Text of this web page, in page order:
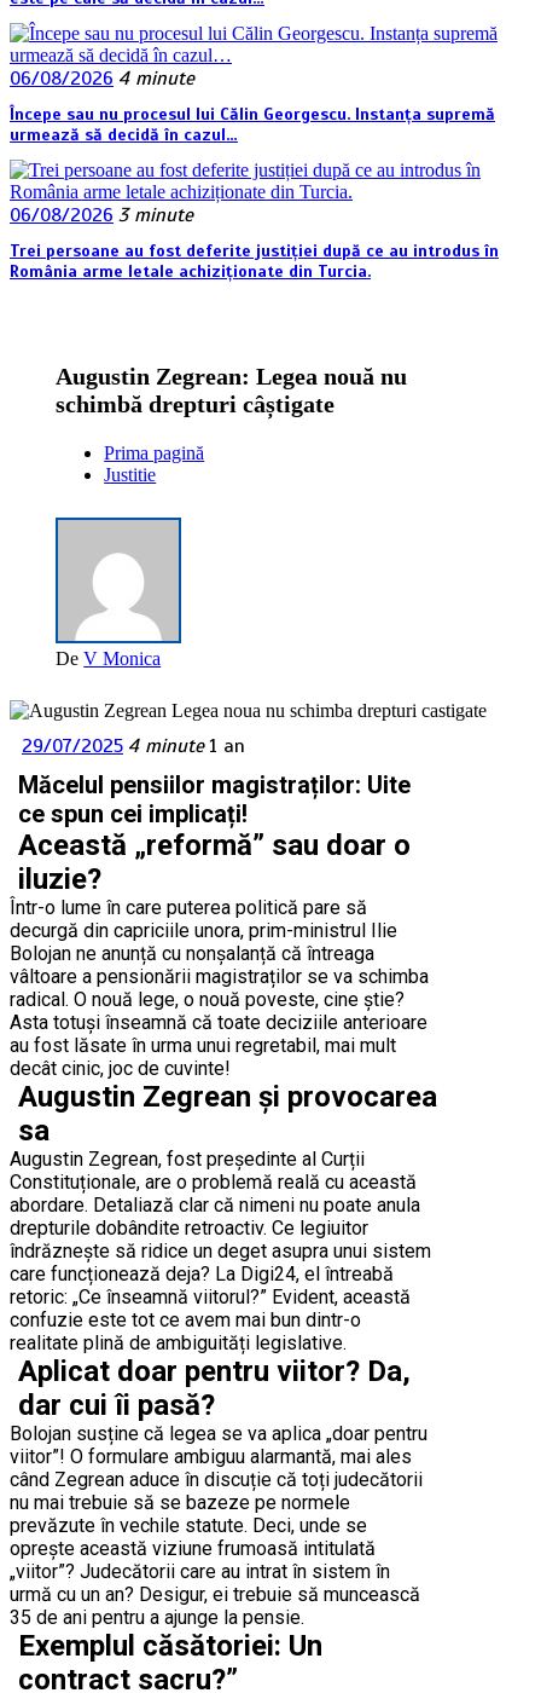
06/08/2026 4 minute
Începe sau nu procesul lui Călin Georgescu. Instanța supremă
urmează să decidă în cazul…
06/08/2026 3 minute
Trei persoane au fost deferite justiției după ce au introdus în
România arme letale achiziționate din Turcia.
Augustin Zegrean: Legea nouă nu
schimbă drepturi câștigate
Prima pagină
Justitie
DeV Monica
29/07/2025 4 minute 1 an
Măcelul pensiilor magistraților: Uite
ce spun cei implicați!
Această „reformă” sau doar o
iluzie?
Într-o lume în care puterea politică pare să
decurgă din capriciile unora, prim-ministrul Ilie
Bolojan ne anunță cu nonșalanță că întreaga
vâltoare a pensionării magistraților se va schimba
radical. O nouă lege, o nouă poveste, cine știe?
Asta totuși înseamnă că toate deciziile anterioare
au fost lăsate în urma unui regretabil, mai mult
decât cinic, joc de cuvinte!
Augustin Zegrean și provocarea
sa
Augustin Zegrean, fost președinte al Curții
Constituționale, are o problemă reală cu această
abordare. Detaliază clar că nimeni nu poate anula
drepturile dobândite retroactiv. Ce legiuitor
îndrăznește să ridice un deget asupra unui sistem
care funcționează deja? La Digi24, el întreabă
retoric: „Ce înseamnă viitorul?” Evident, această
confuzie este tot ce avem mai bun dintr-o
realitate plină de ambiguități legislative.
Aplicat doar pentru viitor? Da,
dar cui îi pasă?
Bolojan susține că legea se va aplica „doar pentru
viitor”! O formulare ambiguu alarmantă, mai ales
când Zegrean aduce în discuție că toți judecătorii
nu mai trebuie să se bazeze pe normele
prevăzute în vechile statute. Deci, unde se
oprește această viziune frumoasă intitulată
„viitor”? Judecătorii care au intrat în sistem în
urmă cu un an? Desigur, ei trebuie să muncească
35 de ani pentru a ajunge la pensie.
Exemplul căsătoriei: Un
contract sacru?”